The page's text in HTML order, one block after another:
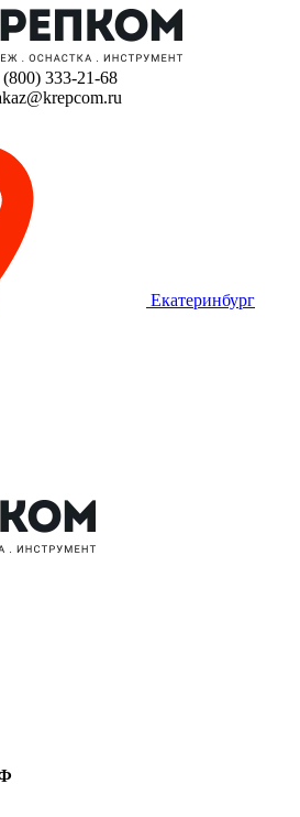
(800) 333-21-68
Екатеринбург